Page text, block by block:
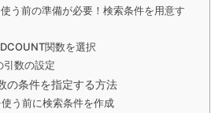
う前の準備が必要！検索条件を用意す
関数を選択
引数の設定
の条件を指定する方法
う前に検索条件を作成